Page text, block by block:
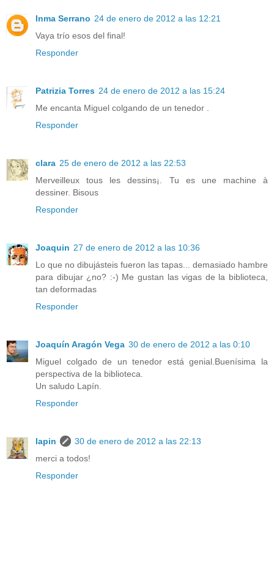
Inma Serrano 24 de enero de 2012 a las 12:21
Vaya trío esos del final!
Responder
Patrizia Torres 24 de enero de 2012 a las 15:24
Me encanta Miguel colgando de un tenedor .
Responder
clara 25 de enero de 2012 a las 22:53
Merveilleux tous les dessins¡. Tu es une machine à
dessiner. Bisous
Responder
Joaquin 27 de enero de 2012 a las 10:36
Lo que no dibujásteis fueron las tapas... demasiado hambre
para dibujar ¿no? :-) Me gustan las vigas de la biblioteca,
tan deformadas
Responder
Joaquín Aragón Vega 30 de enero de 2012 a las 0:10
Miguel colgado de un tenedor está genial.Buenísima la
perspectiva de la biblioteca.
Un saludo Lapín.
Responder
lapin
30 de enero de 2012 a las 22:13
merci a todos!
Responder